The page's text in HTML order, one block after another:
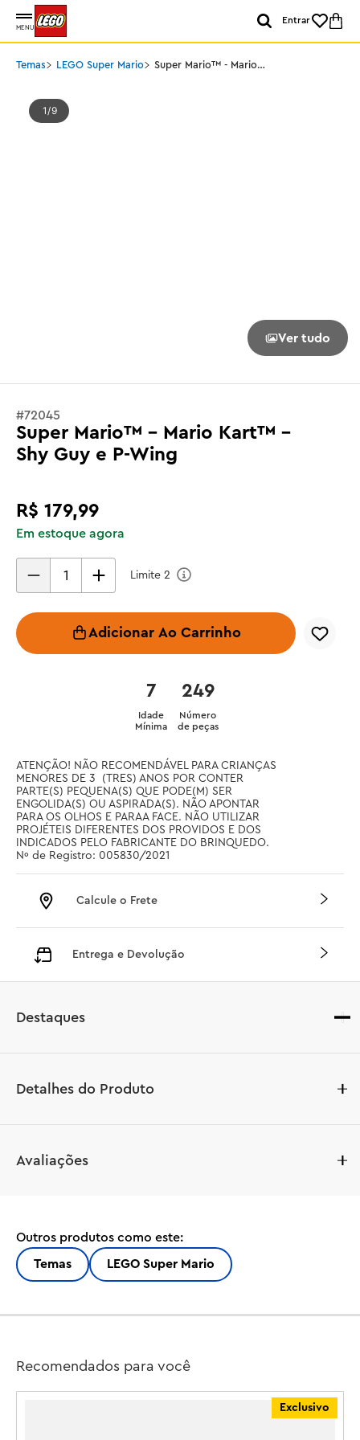
MENU
Entrar
Temas LEGO Super Mario
Super Mario™ - Mario
1 9
Ver tudo
#72045
Super Mario™ - Mario Kart™ –
Shy Guy e P-Wing
R$ 179,99
Em estoque agora
Limite 2
Adicionar Ao Carrinho
249
Número
de peças
7
Idade
Mínima
ATENÇÃO! NÃO RECOMENDÁVEL PARA CRIANÇAS
MENORES DE 3  (TRES) ANOS POR CONTER
PARTE(S) PEQUENA(S) QUE PODE(M) SER
ENGOLIDA(S) OU ASPIRADA(S). NÃO APONTAR
PARA OS OLHOS E PARAA FACE. NÃO UTILIZAR
PROJÉTEIS DIFERENTES DOS PROVIDOS E DOS
INDICADOS PELO FABRICANTE DO BRINQUEDO.
Nº de Registro: 005830/2021
Calcule o Frete
Entrega e Devolução
Destaques
Detalhes do Produto
este conjunto de construção LEGO® Super Mario™:
apresenta uma figura do Shy Guy e uma recriação de um
P-Wing com peças para construir, com função de
lançamento de projéteis, pneus padrão e um planador
para arremessar nos karts rivais!
Deslize o assento do motorista para frente para encaixar
a figura de brinquedo LEGO® Mario™, LEGO® Luigi™ ou
LEGO® Peach™ (dos conjuntos 71439, 71440, 71441 ou
72043 – vendidos separadamente) no kart para jogo
Avaliações
Outros produtos como este:
Temas LEGO Super Mario
Recomendados para você
Exclusivo